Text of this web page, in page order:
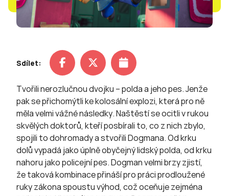
Sdílet:
Tvořili nerozlučnou dvojku – polda a jeho pes. Jenže
pak se přichomýtli ke kolosální explozi, která pro ně
měla velmi vážné následky. Naštěstí se ocitli v rukou
skvělých doktorů, kteří posbírali to, co z nich zbylo,
spojili to dohromady a stvořili Dogmana. Od krku
dolů vypadá jako úplně obyčejný lidský polda, od krku
nahoru jako policejní pes. Dogman velmi brzy zjistí,
že taková kombinace přináší pro práci prodloužené
ruky zákona spoustu výhod, což oceňuje zejména